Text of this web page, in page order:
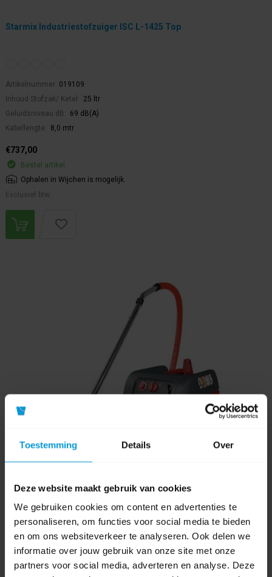
Toestemming Details Over
Deze website maakt gebruik van cookies
We gebruiken cookies om content en advertenties te
personaliseren, om functies voor social media te bieden
en om ons websiteverkeer te analyseren. Ook delen we
informatie over jouw gebruik van onze site met onze
partners voor social media, adverteren en analyse. Deze
Starmix Industriestofzuiger ISC L-1425 Top
Artikelnummer: 019109
Inhoud Stofzak/ Ketel:
25 ltr
Geluidsniveau dB:
69 dB(A)
Kabellengte:
8,0 mtr
€737,00
Bestel artikel.
Ophalen in Wijchen is mogelijk.
Exclusief btw.
Starmix Industriestofzuiger ISC L-1625 Premium